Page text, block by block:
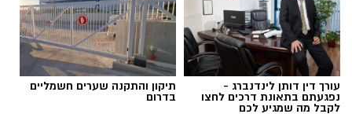
עורך דין דותן לינדנברג -
נפגעתם בתאונת דרכים לחצו
לקבל מה שמגיע לכם
תיקון והתקנה שערים חשמליים
בדרום